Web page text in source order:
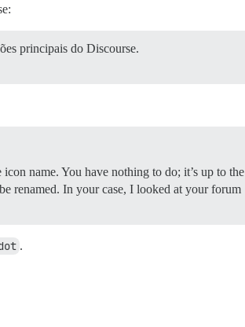
principais do Discourse.
name. You have nothing to do; it’s up to the
renamed. In your case, I looked at your forum
.